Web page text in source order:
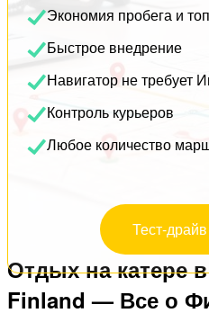
Экономия пробега и
Быстрое внедрение
Навигатор не требует
Контроль курьеров
Любое количество
Тест-
Отдых на катере
Finland — Все о